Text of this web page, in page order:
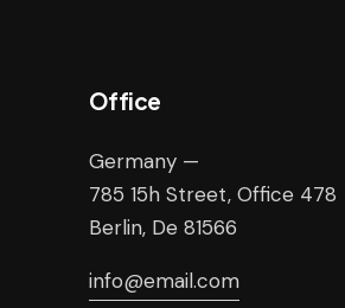
Office
Germany —
785 15h Street, Office 478
Berlin, De 81566
info@email.com